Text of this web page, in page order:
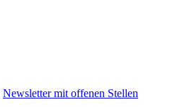
Newsletter mit offenen Stellen